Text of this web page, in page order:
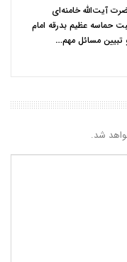
آیت‌الله خامنه‌ای
حماسه عظیم بدرقه امام
تبیین مسائل مهم…
شد.